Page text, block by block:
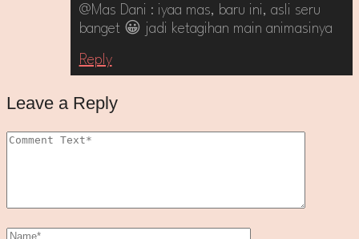
@Mas Dani : iyaa mas, baru ini, asli seru
banget 😀 jadi ketagihan main animasinya
Reply
Leave a Reply